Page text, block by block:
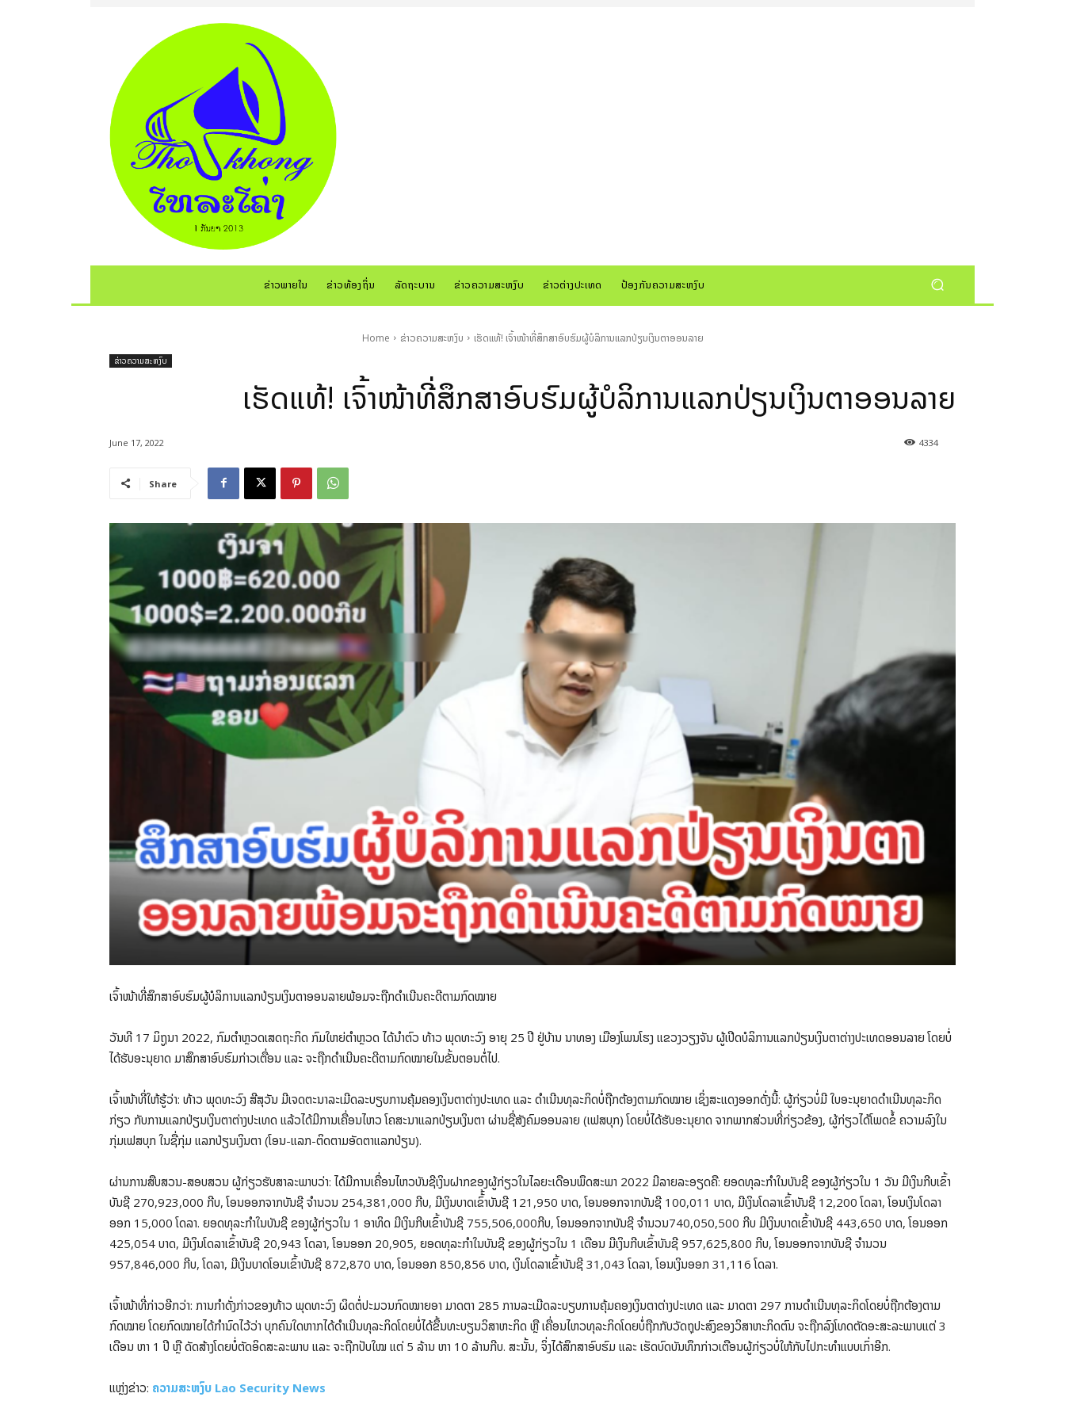
ຂ່າວພາຍໃນ ຂ່າວທ້ອງຖິ່ນ ລັດຖະບານ ຂ່າວຄວາມສະຫງົບ ຂ່າວຕ່າງປະເທດ ປ້ອງກັນຄວາມສະຫງົບ
Home ຂ່າວຄວາມສະຫງົບ ເຮັດແທ້! ເຈົ້າໜ້າທີ່ສຶກສາອົບຮົມຜູ້ບໍລິການແລກປ່ຽນເງິນຕາອອນລາຍ
ຂ່າວຄວາມສະຫງົບ
ເຮັດແທ້! ເຈົ້າໜ້າທີ່ສຶກສາອົບຮົມຜູ້ບໍລິການແລກປ່ຽນເງິນຕາອອນລາຍ
4334
June 17, 2022
Share
ເຈົ້າໜ້າທີ່ສຶກສາອົບຮົມຜູ້ບໍລິການແລກປ່ຽນເງິນຕາອອນລາຍພ້ອມຈະຖືກດໍາເນີນຄະດີຕາມກົດໝາຍ
ວັນທີ 17 ມິຖູນາ 2022, ກົມຕຳຫຼວດເສດຖະກິດ ກົມໃຫຍ່ຕຳຫຼວດ ໄດ້ນຳຕົວ ທ້າວ ພຸດທະວົງ ອາຍຸ 25 ປີ ຢູ່ບ້ານ ນາທອງ ເມືອງໂພນໂຮງ ແຂວງວຽງຈັນ ຜູ້ເປີດບໍລິການແລກປ່ຽນເງິນຕາຕ່າງປະເທດອອນລາຍ ໂດຍບໍ່
ໄດ້ຮັບອະນຸຍາດ ມາສຶກສາອົບຮົມກ່າວເຕື່ອນ ແລະ ຈະຖືກດຳເນີນຄະດີຕາມກົດໝາຍໃນຂັ້ນຕອນຕໍ່ໄປ.
ເຈົ້າໜ້າທີ່ໃຫ້ຮູ້ວ່າ: ທ້າວ ພຸດທະວົງ ສີສຸວັນ ມີເຈດຕະນາລະເມີດລະບຽບການຄຸ້ມຄອງເງິນຕາຕ່າງປະເທດ ແລະ ດໍາເນີນທຸລະກິດບໍ່ຖືກຕ້ອງຕາມກົດໝາຍ ເຊິ່ງສະແດງອອກດັ່ງນີ້: ຜູ້ກ່ຽວບໍ່ມີ ໃບອະນຸຍາດດໍາເນີນທຸລະກິດ
ກ່ຽວ ກັບການແລກປ່ຽນເງິນຕາຕ່າງປະເທດ ແລ້ວໄດ້ມີການເຄື່ອນໄຫວ ໂຄສະນາແລກປ່ຽນເງິນຕາ ຜ່ານຊື່ສັງຄົມອອນລາຍ (ເຟສບຸກ) ໂດຍບໍ່ໄດ້ຮັບອະນຸຍາດ ຈາກພາກສ່ວນທີ່ກ່ຽວຂ້ອງ, ຜູ້ກ່ຽວໄດ້ໂພດຂໍ້ ຄວາມລົງໃນ
ກຸ່ມເຟສບຸກ ໃນຊື່ກຸ່ມ ແລກປ່ຽນເງິນຕາ (ໂອນ-ແລກ-ຕິດຕາມອັດຕາແລກປ່ຽນ).
ຜ່ານການສືບສວນ-ສອບສວນ ຜູ້ກ່ຽວຮັບສາລະພາບວ່າ: ໄດ້ມີການເຄື່ອນໄຫວບັນຊີເງິນຝາກຂອງຜູ້ກ່ຽວໃນໄລຍະເດືອນພຶດສະພາ 2022 ມີລາຍລະອຽດຄື: ຍອດທຸລະກໍາໃນບັນຊີ ຂອງຜູ້ກ່ຽວໃນ 1 ວັນ ມີເງິນກີບເຂົ້າ
ບັນຊີ 270,923,000 ກີບ, ໂອນອອກຈາກບັນຊີ ຈໍານວນ 254,381,000 ກີບ, ມີເງິນບາດເຂົ້້າບັນຊີ 121,950 ບາດ, ໂອນອອກຈາກບັນຊີ 100,011 ບາດ, ມີເງິນໂດລາເຂົ້າບັນຊີ 12,200 ໂດລາ, ໂອນເງິນໂດລາ
ອອກ 15,000 ໂດລາ. ຍອດທຸລະກໍາໃນບັນຊີ ຂອງຜູ້ກ່ຽວໃນ 1 ອາທິດ ມີເງິນກີບເຂົ້າບັນຊີ 755,506,000ກີບ, ໂອນອອກຈາກບັນຊີ ຈໍານວນ740,050,500 ກີບ ມີເງິນບາດເຂົ້າບັນຊີ 443,650 ບາດ, ໂອນອອກ
425,054 ບາດ, ມີເງິນໂດລາເຂົ້າບັນຊີ 20,943 ໂດລາ, ໂອນອອກ 20,905, ຍອດທຸລະກໍາໃນບັນຊີ ຂອງຜູ້ກ່ຽວໃນ 1 ເດືອນ ມີເງິນກີບເຂົ້າບັນຊີ 957,625,800 ກີບ, ໂອນອອກຈາກບັນຊີ ຈໍານວນ
957,846,000 ກີບ, ໂດລາ, ມີເງິນບາດໂອນເຂົ້າບັນຊີ 872,870 ບາດ, ໂອນອອກ 850,856 ບາດ, ເງິນໂດລາເຂົ້າບັນຊີ 31,043 ໂດລາ, ໂອນເງິນອອກ 31,116 ໂດລາ.
ເຈົ້າໜ້າທີ່ກ່າວອີກວ່າ: ການກຳດັ່ງກ່າວຂອງທ້າວ ພຸດທະວົງ ຜິດຕໍ່ປະມວນກົດໝາຍອາ ມາດຕາ 285 ການລະເມີດລະບຽບການຄຸ້ມຄອງເງິນຕາຕ່າງປະເທດ ແລະ ມາດຕາ 297 ການດຳເນີນທຸລະກິດໂດຍບໍ່ຖືກຕ້ອງຕາມ
ກົດໝາຍ ໂດຍກົດໝາຍໄດ້ກຳນົດໄວ້ວ່າ ບຸກຄົນໃດຫາກໄດ້ດຳເນີນທຸລະກິດໂດຍບໍ່ໄດ້ຂຶ້ນທະບຽນວິສາຫະກິດ ຫຼື ເຄື່ອນໄຫວທຸລະກິດໂດຍບໍ່ຖືກກັບວັດຖຸປະສົງຂອງວິສາຫະກິດຕົນ ຈະຖືກລົງໂທດຕັດອະສະລະພາບແຕ່ 3
ເດືອນ ຫາ 1 ປີ ຫຼື ດັດສ້າງໂດຍບໍ່ຕັດອິດສະລະພາບ ແລະ ຈະຖືກປັບໃໝ ແຕ່ 5 ລ້ານ ຫາ 10 ລ້ານກີບ. ສະນັ້ນ, ຈິ່ງໄດ້ສຶກສາອົບຮົມ ແລະ ເຮັດບົດບັນທຶກກ່າວເຕືອນຜູ້ກ່ຽວບໍ່ໃຫ້ກັບໄປກະທໍາແບບເກົ່າອີກ.
ແຫຼ່ງຂ່າວ: ຄວາມສະຫງົບ Lao Security News